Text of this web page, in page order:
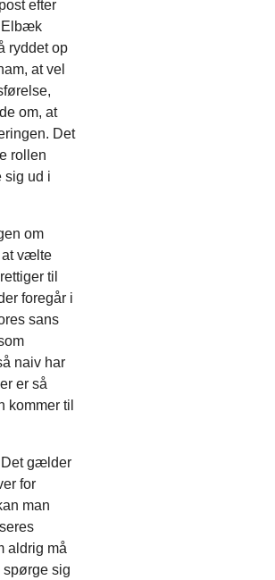
efter
Elbæk
ryddet op
at vel
om, at
Det
rollen
sig ud i
om
at vælte
til
foregår i
sans
naiv har
er så
kommer til
gælder
for
man
aldrig må
spørge sig